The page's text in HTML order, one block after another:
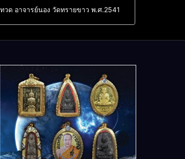
วด อาจารย์นอง วัดทรายขาว พ.ศ.2541